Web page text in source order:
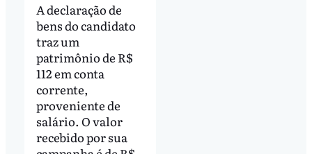
A declaração de
bens do candidato
traz um
patrimônio de R$
112 em conta
corrente,
proveniente de
salário. O valor
recebido por sua